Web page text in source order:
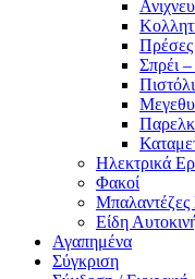
Πρέσες
Σπρέι
Ηλεκτρικά
Φακοί
Μπαλαντέζες
Είδη
Αγαπημένα
Σύγκριση